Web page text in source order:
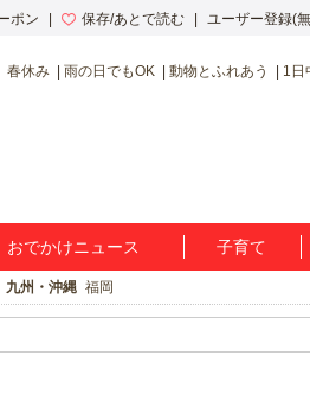
ポン 保存/あとで読む ユーザー登録(
春休み 雨の日でもOK 動物とふれあう 1日
おでかけニュース 子育て
九州・沖縄 福岡